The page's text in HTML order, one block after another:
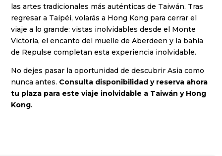
las artes tradicionales más auténticas de Taiwán. Tras
regresar a Taipéi, volarás a Hong Kong para cerrar el
viaje a lo grande: vistas inolvidables desde el Monte
Victoria, el encanto del muelle de Aberdeen y la bahía
de Repulse completan esta experiencia inolvidable.
No dejes pasar la oportunidad de descubrir Asia como
nunca antes. Consulta disponibilidad y reserva ahora
tu plaza para este viaje inolvidable a Taiwán y Hong
Kong.